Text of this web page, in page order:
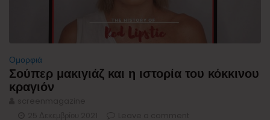
Ομορφιά
Σούπερ μακιγιάζ και η ιστορία του κόκκινου
κραγιόν